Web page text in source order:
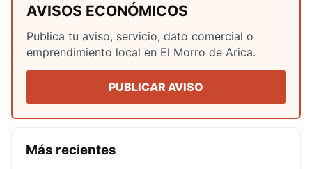
AVISOS ECONÓMICOS
Publica tu aviso, servicio, dato comercial o
emprendimiento local en El Morro de Arica.
PUBLICAR AVISO
Más recientes